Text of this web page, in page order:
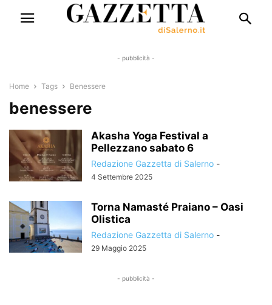
- pubblicità -
Home Tags Benessere
benessere
Akasha Yoga Festival a
Pellezzano sabato 6
Redazione Gazzetta di Salerno -
4 Settembre 2025
Torna Namasté Praiano – Oasi
Olistica
Redazione Gazzetta di Salerno -
29 Maggio 2025
- pubblicità -